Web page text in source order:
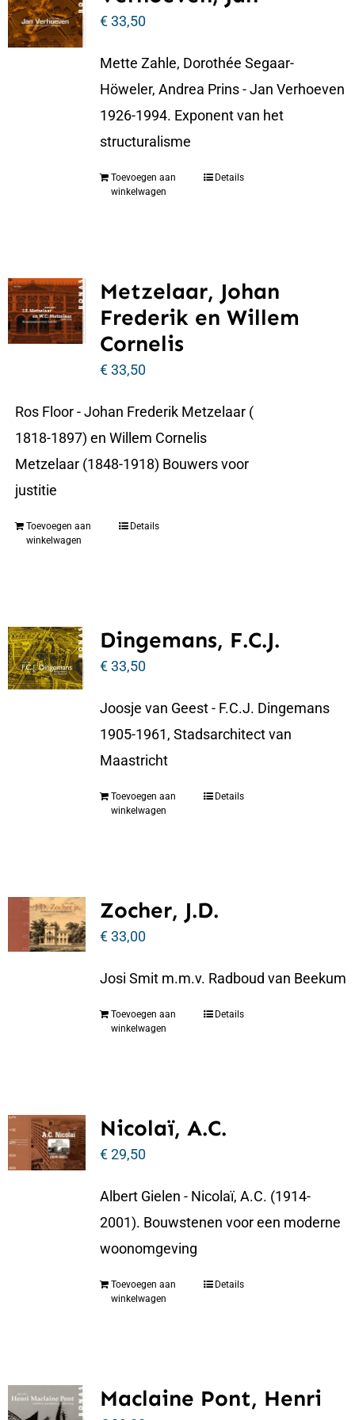
€33,50
Mette Zahle, Dorothée Segaar-
Höweler, Andrea Prins - Jan Verhoeven
1926-1994. Exponent van het
structuralisme
Toevoegen aan
winkelwagen
Details
Metzelaar, Johan
Frederik en Willem
Cornelis
€33,50
Ros Floor - Johan Frederik Metzelaar (
1818-1897) en Willem Cornelis
Metzelaar (1848-1918) Bouwers voor
justitie
Toevoegen aan
winkelwagen
Details
Dingemans, F.C.J.
€33,50
Joosje van Geest - F.C.J. Dingemans
1905-1961, Stadsarchitect van
Maastricht
Toevoegen aan
winkelwagen
Details
Zocher, J.D.
€33,00
Josi Smit m.m.v. Radboud van Beekum
Toevoegen aan
winkelwagen
Details
Nicolaï, A.C.
€29,50
Albert Gielen - Nicolaï, A.C. (1914-
2001). Bouwstenen voor een moderne
woonomgeving
Toevoegen aan
winkelwagen
Details
Maclaine Pont, Henri